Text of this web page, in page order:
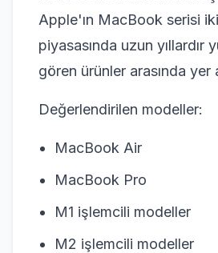
Apple'ın MacBook serisi
piyasasında uzun yıllardır
gören ürünler arasında yer
Değerlendirilen modeller:
MacBook Air
MacBook Pro
M1 işlemcili modeller
M2 işlemcili modeller